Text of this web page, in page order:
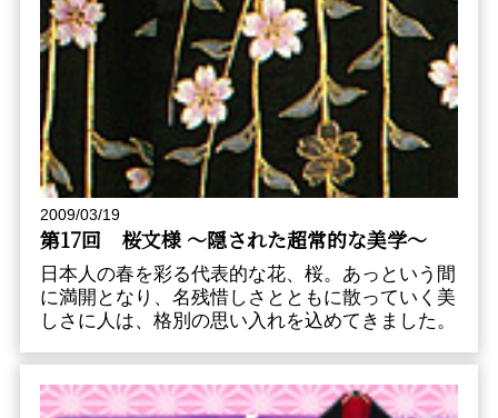
2009/03/19
第17回 桜文様 〜隠された超常的な美学〜
日本人の春を彩る代表的な花、桜。あっという間
に満開となり、名残惜しさとともに散っていく美
しさに人は、格別の思い入れを込めてきました。